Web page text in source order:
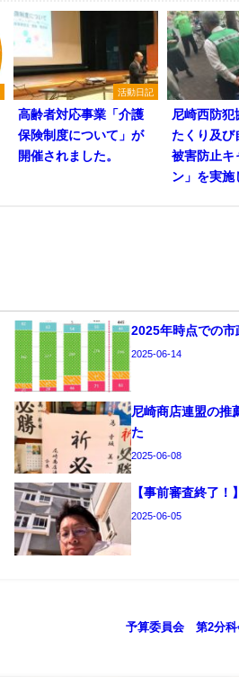
活動日記
高齢者対応事業「介護
保険制度について」が
開催されました。
尼崎西防犯
たくり及び
被害防止キ
ン」を実施
2025年時点での市
2025-06-14
尼崎商店連盟の推
た
2025-06-08
【事前審査終了！】
2025-06-05
予算委員会 第2分科